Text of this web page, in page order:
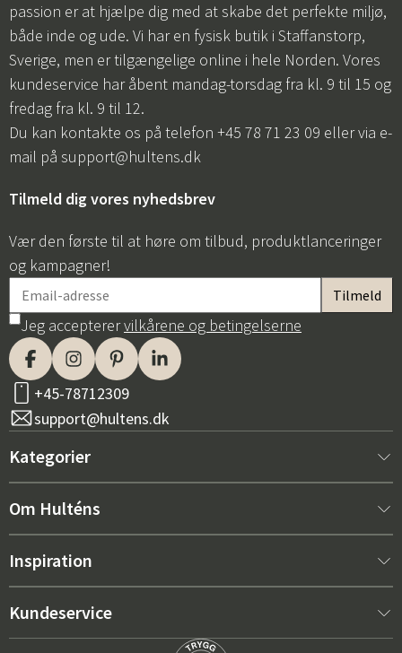
passion er at hjælpe dig med at skabe det perfekte miljø,
både inde og ude. Vi har en fysisk butik i Staffanstorp,
Sverige, men er tilgængelige online i hele Norden. Vores
kundeservice har åbent mandag-torsdag fra kl. 9 til 15 og
fredag fra kl. 9 til 12.
Du kan kontakte os på telefon +45 78 71 23 09 eller via e-
mail på support@hultens.dk
Tilmeld dig vores nyhedsbrev
Vær den første til at høre om tilbud, produktlanceringer
og kampagner!
Jeg accepterervilkårene og betingelserne
+45-78712309
support@hultens.dk
Kategorier
Nyt hos os
Indretning
Om Hulténs
Om Hulténs
Salgsafdeling
Inspiration
Bestsellere
Kundeservice